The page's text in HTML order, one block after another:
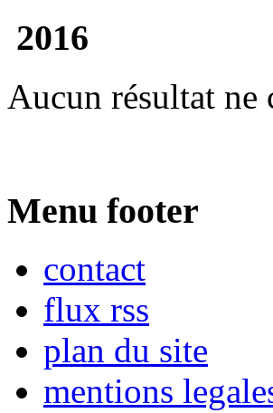
2016
Aucun résultat ne
Menu footer
contact
flux rss
plan du site
mentions